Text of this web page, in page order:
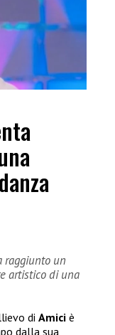
raggiunto un
artistico di una
di Amici è
dalla sua